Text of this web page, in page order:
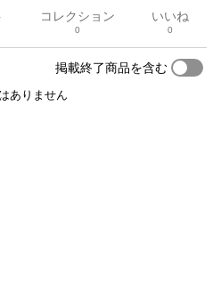
コレクション
0
いいね
0
掲載終了商品を含む
ありません